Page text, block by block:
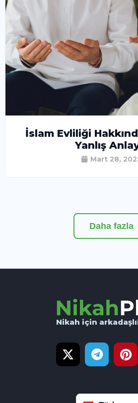
İslam Evliliği
Yanlış
Mart 28,
Daha fazla
Nikah için
Русский